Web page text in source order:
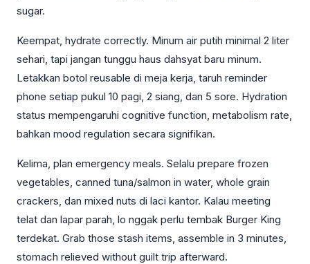
sugar.
Keempat, hydrate correctly. Minum air putih minimal 2 liter
sehari, tapi jangan tunggu haus dahsyat baru minum.
Letakkan botol reusable di meja kerja, taruh reminder
phone setiap pukul 10 pagi, 2 siang, dan 5 sore. Hydration
status mempengaruhi cognitive function, metabolism rate,
bahkan mood regulation secara signifikan.
Kelima, plan emergency meals. Selalu prepare frozen
vegetables, canned tuna/salmon in water, whole grain
crackers, dan mixed nuts di laci kantor. Kalau meeting
telat dan lapar parah, lo nggak perlu tembak Burger King
terdekat. Grab those stash items, assemble in 3 minutes,
stomach relieved without guilt trip afterward.